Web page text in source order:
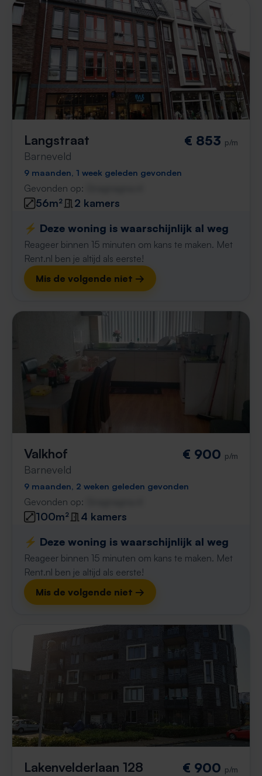
Langstraat
Barneveld
€ 853 p/m
9 maanden, 1 week geleden gevonden
Gevonden op:
56m²
2 kamers
⚡️ Deze woning is waarschijnlijk al weg
Reageer binnen 15 minuten om kans te maken. Met
Rent.nl ben je altijd als eerste!
Mis de volgende niet →
Valkhof
Barneveld
€ 900 p/m
9 maanden, 2 weken geleden gevonden
Gevonden op:
100m²
4 kamers
⚡️ Deze woning is waarschijnlijk al weg
Reageer binnen 15 minuten om kans te maken. Met
Rent.nl ben je altijd als eerste!
Mis de volgende niet →
Lakenvelderlaan 128 € 900 p/m